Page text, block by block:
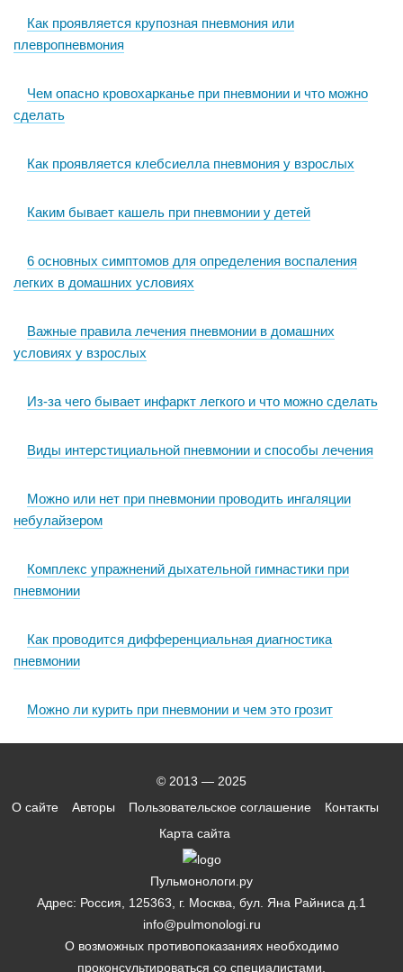
Как проявляется крупозная пневмония или
плевропневмония
Чем опасно кровохарканье при пневмонии и что можно
сделать
Как проявляется клебсиелла пневмония у взрослых
Каким бывает кашель при пневмонии у детей
6 основных симптомов для определения воспаления
легких в домашних условиях
Важные правила лечения пневмонии в домашних
условиях у взрослых
Из-за чего бывает инфаркт легкого и что можно сделать
Виды интерстициальной пневмонии и способы лечения
Можно или нет при пневмонии проводить ингаляции
небулайзером
Комплекс упражнений дыхательной гимнастики при
пневмонии
Как проводится дифференциальная диагностика
пневмонии
Можно ли курить при пневмонии и чем это грозит
© 2013 — 2025
О сайте
Авторы Пользовательское соглашение
Контакты
Карта сайта
Пульмонологи.ру
Адрес: Россия, 125363, г. Москва, бул. Яна Райниса д.1
info@pulmonologi.ru
О возможных противопоказаниях необходимо
проконсультироваться со специалистами.